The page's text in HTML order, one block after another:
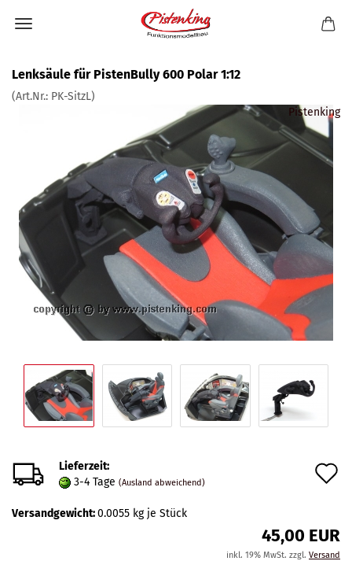
Lenksäule für PistenBully 600 Polar 1:12
(Art.Nr.: PK-SitzL)
Pistenking
Lieferzeit:
3-4 Tage (Ausland abweichend)
Versandgewicht:0.0055 kg je Stück
45,00 EUR
inkl. 19% MwSt. zzgl. Versand